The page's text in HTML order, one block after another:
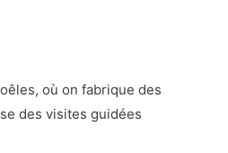
où on fabrique des
des visites guidées